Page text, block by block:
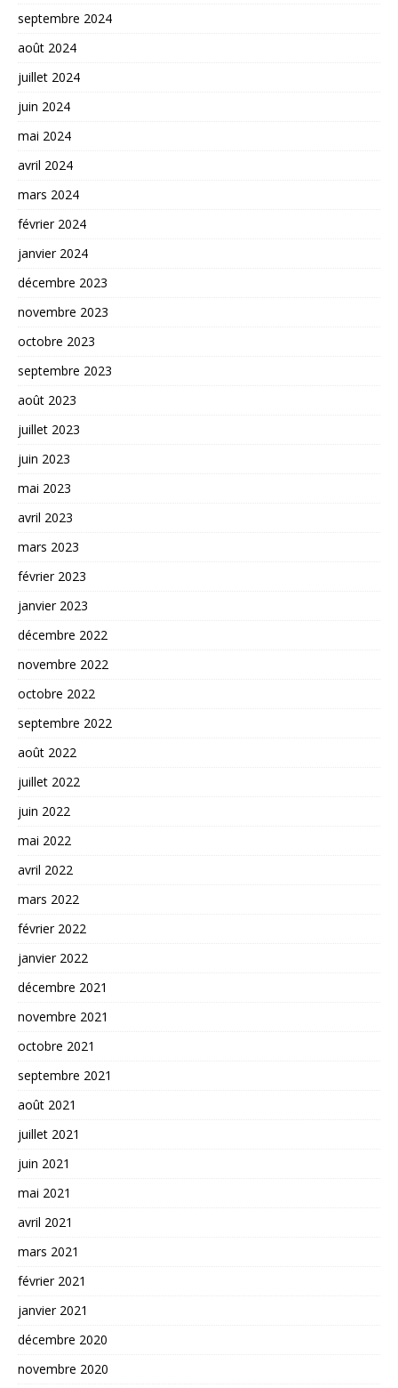
septembre 2024
août 2024
juillet 2024
juin 2024
mai 2024
avril 2024
mars 2024
février 2024
janvier 2024
décembre 2023
novembre 2023
octobre 2023
septembre 2023
août 2023
juillet 2023
juin 2023
mai 2023
avril 2023
mars 2023
février 2023
janvier 2023
décembre 2022
novembre 2022
octobre 2022
septembre 2022
août 2022
juillet 2022
juin 2022
mai 2022
avril 2022
mars 2022
février 2022
janvier 2022
décembre 2021
novembre 2021
octobre 2021
septembre 2021
août 2021
juillet 2021
juin 2021
mai 2021
avril 2021
mars 2021
février 2021
janvier 2021
décembre 2020
novembre 2020